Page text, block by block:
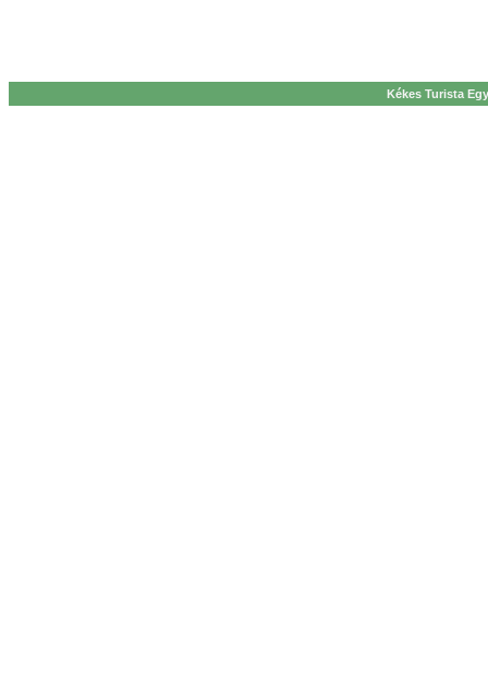
Kékes Turista